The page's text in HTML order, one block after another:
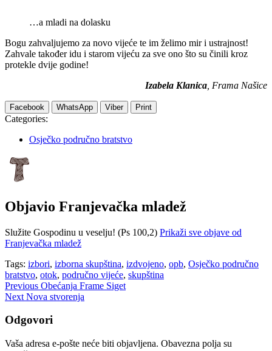
…a mladi na dolasku
Bogu zahvaljujemo za novo vijeće te im želimo mir i ustrajnost!
Zahvale također idu i starom vijeću za sve ono što su činili kroz
protekle dvije godine!
Izabela Klanica , Frama Našice
Facebook WhatsApp Viber Print
Categories:
Osječko područno bratstvo
Objavio Franjevačka mladež
Služite Gospodinu u veselju! (Ps 100,2) Prikaži sve objave od
Franjevačka mladež
Tags: izbori, izborna skupština, izdvojeno, opb, Osječko područno
bratstvo, otok, područno vijeće, skupština
Navigacija
objava
Previous Obećanja Frame Siget
Next Nova stvorenja
Odgovori
Vaša adresa e-pošte neće biti objavljena. Obavezna polja su